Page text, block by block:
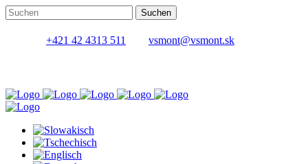
+421 42 4313 511 vsmont@vsmont.sk